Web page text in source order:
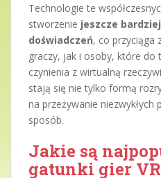
Technologie te
stworzenie jeszcze
doświadczeń, co przyciąga
graczy, jak i osoby, które do
czynienia z wirtualną
stają się nie tylko formą
na przeżywanie niezwykłych
sposób.
Jakie są
gatunki gier